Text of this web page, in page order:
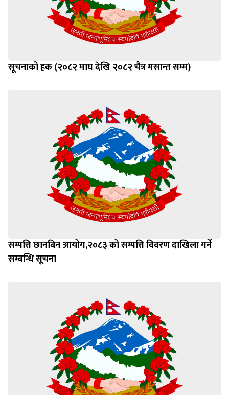
सूचनाको हक (२०८२ माघ देखि २०८२ चैत्र मसान्त सम्म)
सम्पत्ति छानबिन आयोग,२०८३ को सम्पत्ति विवरण दाखिला गर्ने
सम्बन्धि सूचना